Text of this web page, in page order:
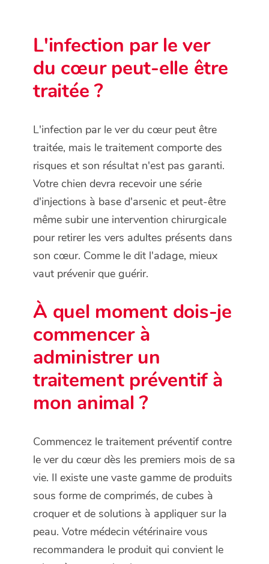
L'infection par le ver
du cœur peut-elle être
traitée ?
L'infection par le ver du cœur peut être
traitée, mais le traitement comporte des
risques et son résultat n'est pas garanti.
Votre chien devra recevoir une série
d'injections à base d'arsenic et peut-être
même subir une intervention chirurgicale
pour retirer les vers adultes présents dans
son cœur. Comme le dit l'adage, mieux
vaut prévenir que guérir.
À quel moment dois-je
commencer à
administrer un
traitement préventif à
mon animal ?
Commencez le traitement préventif contre
le ver du cœur dès les premiers mois de sa
vie. Il existe une vaste gamme de produits
sous forme de comprimés, de cubes à
croquer et de solutions à appliquer sur la
peau. Votre médecin vétérinaire vous
recommandera le produit qui convient le